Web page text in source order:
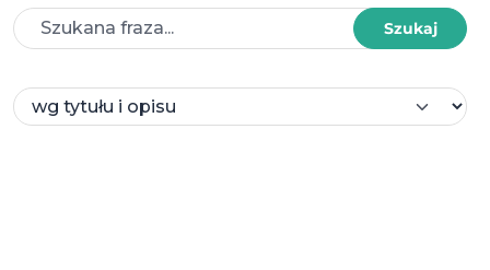
Szukaj